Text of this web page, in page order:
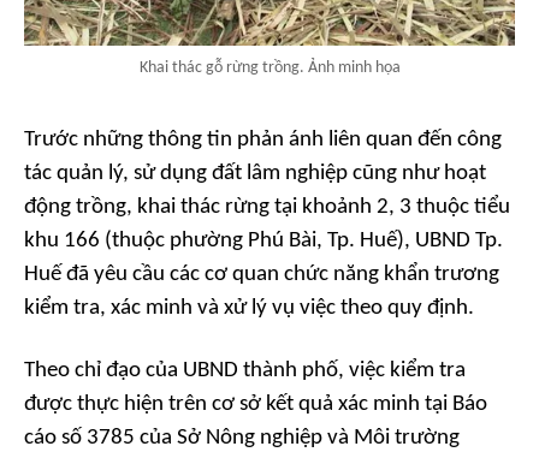
Khai thác gỗ rừng trồng. Ảnh minh họa
Trước những thông tin phản ánh liên quan đến công
tác quản lý, sử dụng đất lâm nghiệp cũng như hoạt
động trồng, khai thác rừng tại khoảnh 2, 3 thuộc tiểu
khu 166 (thuộc phường Phú Bài, Tp. Huế), UBND Tp.
Huế đã yêu cầu các cơ quan chức năng khẩn trương
kiểm tra, xác minh và xử lý vụ việc theo quy định.
Theo chỉ đạo của UBND thành phố, việc kiểm tra
được thực hiện trên cơ sở kết quả xác minh tại Báo
cáo số 3785 của Sở Nông nghiệp và Môi trường